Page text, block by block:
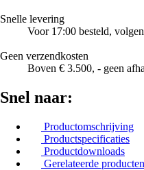
Snelle levering
Voor 17:00 besteld,
Geen verzendkosten
Boven € 3.500, - geen
Snel naar:
Productomschrijving
Productspecificaties
Productdownloads
Gerelateerde producten